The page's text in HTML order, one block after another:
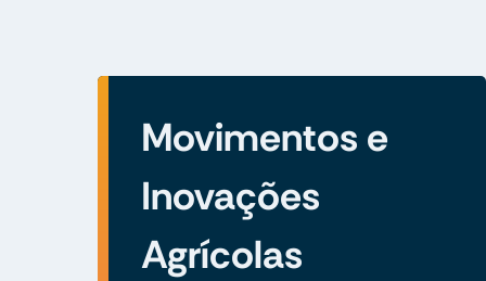
Movimentos e
Inovações
Agrícolas